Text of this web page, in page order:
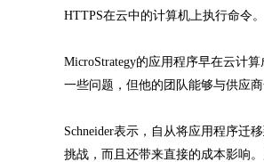
HTTPS在云中的计算机上执行命令。
MicroStrategy的应用程序早在云计
一些问题，但他的团队能够与供应商
Schneider表示，自从将应用程序迁
挑战，而且还带来直接的成本影响